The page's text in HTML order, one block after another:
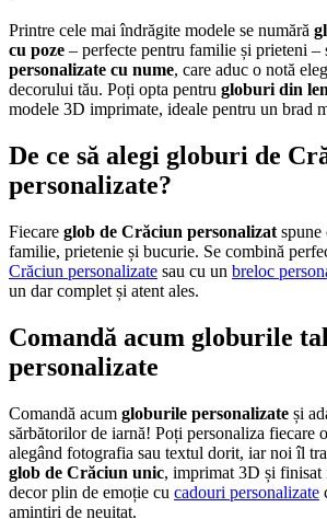
Printre cele mai îndrăgite modele se numără
cu poze – perfecte pentru familie și prieteni –
personalizate cu nume, care aduc o notă
decorului tău. Poți opta pentru globuri din
modele 3D imprimate, ideale pentru un brad
De ce să alegi globuri de
personalizate?
Fiecare glob de Crăciun personalizat spune
familie, prietenie și bucurie. Se combină
Crăciun personalizate sau cu un breloc
un dar complet și atent ales.
Comandă acum globurile
personalizate
Comandă acum globurile personalizate și
sărbătorilor de iarnă! Poți personaliza fiecare
alegând fotografia sau textul dorit, iar noi îl
glob de Crăciun unic, imprimat 3D și finisat
decor plin de emoție cu cadouri personalizate
amintiri de neuitat.